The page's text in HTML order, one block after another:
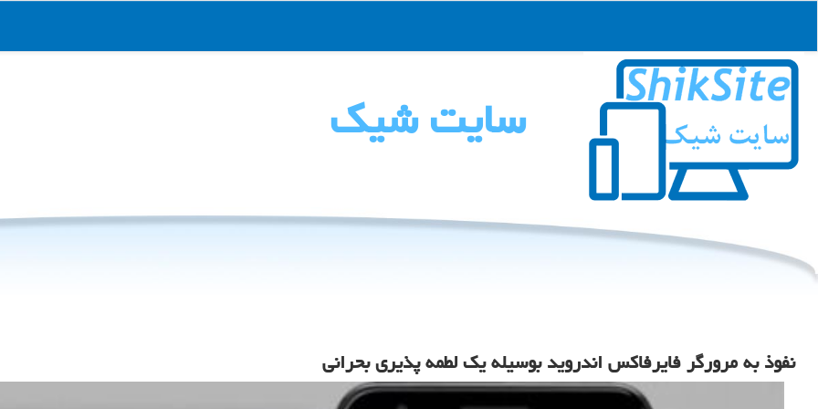
سایت شیك
نفوذ به مرورگر فایرفاكس اندروید بوسیله یك لطمه پذیری بحرانی